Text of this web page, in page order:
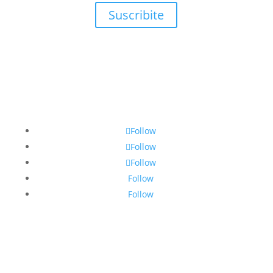
Suscribite
Follow
Follow
Follow
Follow
Follow